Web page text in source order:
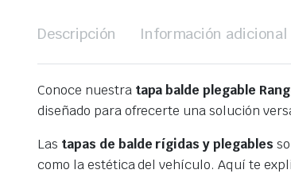
Descripción Información adicional
Conoce nuestra tapa balde plegable
diseñado para ofrecerte una solución
Las tapas de balde rígidas y plegables
como la estética del vehículo. Aquí te